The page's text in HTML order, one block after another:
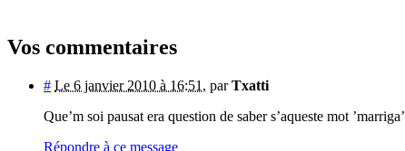
Vos commentaires
# Le 6 janvier 2010 à 16:51 , parTxatti
Que’m soi pausat era question de saber s’aqueste mot
Répondre à ce message